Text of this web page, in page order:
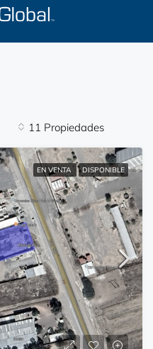
11 Propiedades
EN VENTA DISPONIBLE